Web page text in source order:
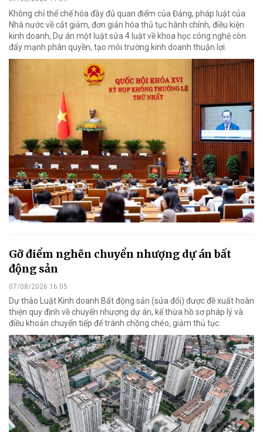
Không chỉ thể chế hóa đầy đủ quan điểm của Đảng, pháp luật của
Nhà nước về cắt giảm, đơn giản hóa thủ tục hành chính, điều kiện
kinh doanh, Dự án một luật sửa 4 luật về khoa học công nghệ còn
đẩy mạnh phân quyền, tạo môi trường kinh doanh thuận lợi.
Gỡ điểm nghẽn chuyển nhượng dự án bất
động sản
07/08/2026 16:05
Dự thảo Luật Kinh doanh Bất động sản (sửa đổi) được đề xuất hoàn
thiện quy định về chuyển nhượng dự án, kế thừa hồ sơ pháp lý và
điều khoản chuyển tiếp để tránh chồng chéo, giảm thủ tục.